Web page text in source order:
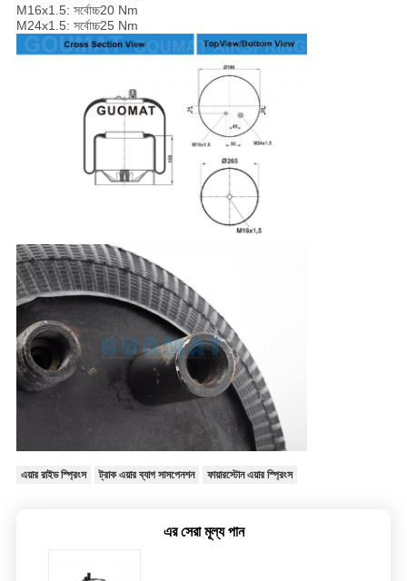
M16x1.5: সর্বোচ্চ20 Nm
M24x1.5: সর্বোচ্চ25 Nm
এয়ার রাইড স্প্রিংস ট্রাক এয়ার ব্যাগ সাসপেনশন ফায়ারস্টোন এয়ার স্প্রিংস
এর সেরা মূল্য পান